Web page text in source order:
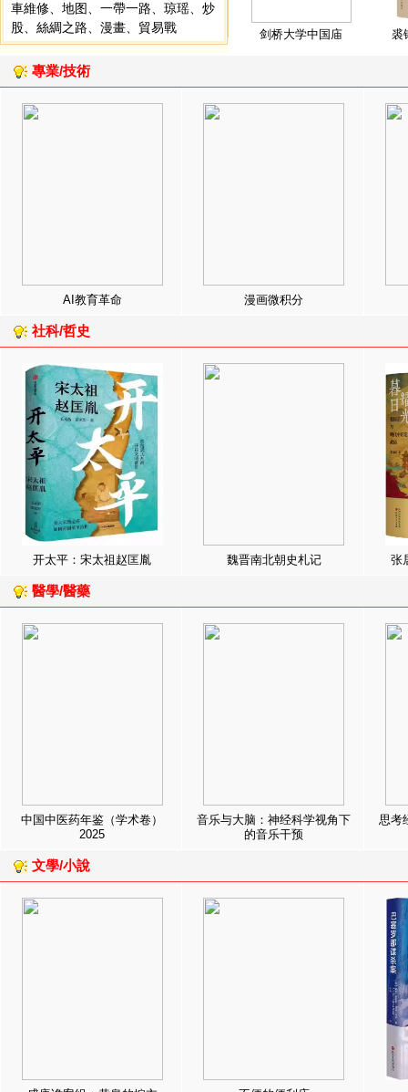
車維修
地图 一帶一路 琼瑶
炒
股
絲綢之路 漫畫 貿易戰 剑桥大学中国庙 裘
專業/技術
AI教育革命 漫画微积分
社科/哲史
开太平：宋太祖赵匡胤 魏晋南北朝史札记 张
醫學/醫藥
中国中医药年鉴（学术卷）
2025
音乐与大脑：神经科学视角下
的音乐干预
思考
文學/小說